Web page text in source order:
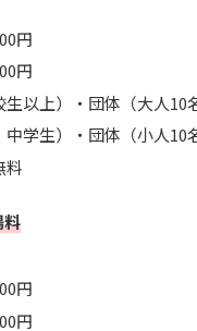
円
円
生以上）・団体（大人10
中学生）・団体（小人10
料
料
円
円